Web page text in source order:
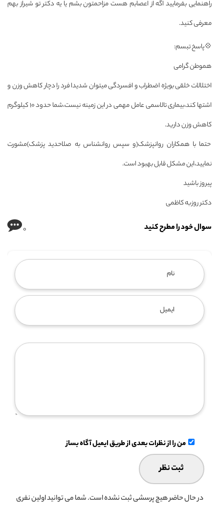
راهنمایی بفرمایید اگه از اعصابم هست مزاحمتون بشم یا یه دکتر تو شیراز بهم
معرفی کنید.
💠پاسخ تبسم:
هموطن گرامی
اختلالات خلقی بویژه اضطراب و افسردگی میتوان شدیدا فرد را دچار کاهش وزن و
اشتها کند،بیماری تالاسمی عامل مهمی در این زمینه نیست،شما حدود ۱۰ کیلوگرم
کاهش وزن دارید.
حتما با همکاران روانپزشک(و سپس روانشناس به صلاحدید پزشک)مشورت
نمایید،این مشکل قابل بهبود است.
پیروز باشید
دکتر روزبه کاظمی
سوال خود را مطرح کنید 0
من را از نظرات بعدی از طریق ایمیل آگاه بساز
در حال حاضر هیچ پرسشی ثبت نشده است. شما می توانید اولین نفری